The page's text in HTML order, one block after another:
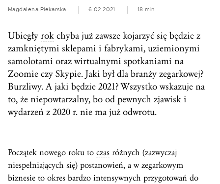
Magdalena Piekarska 6.02.2021 18 min.
Ubiegły rok chyba już zawsze kojarzyć się będzie z
zamkniętymi sklepami i fabrykami, uziemionymi
samolotami oraz wirtualnymi spotkaniami na
Zoomie czy Skypie. Jaki był dla branży zegarkowej?
Burzliwy. A jaki będzie 2021? Wszystko wskazuje na
to, że niepowtarzalny, bo od pewnych zjawisk i
wydarzeń z 2020 r. nie ma już odwrotu.
Początek nowego roku to czas różnych (zazwyczaj
niespełniających się) postanowień, a w zegarkowym
biznesie to okres bardzo intensywnych przygotowań do